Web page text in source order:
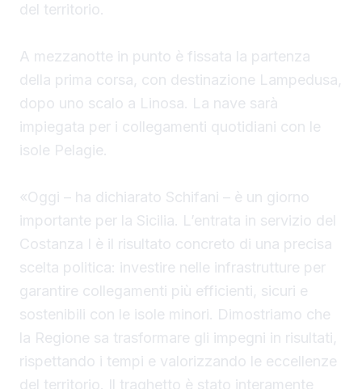
del territorio.
A mezzanotte in punto è fissata la partenza
della prima corsa, con destinazione Lampedusa,
dopo uno scalo a Linosa. La nave sarà
impiegata per i collegamenti quotidiani con le
isole Pelagie.
«Oggi – ha dichiarato Schifani – è un giorno
importante per la Sicilia. L’entrata in servizio del
Costanza I è il risultato concreto di una precisa
scelta politica: investire nelle infrastrutture per
garantire collegamenti più efficienti, sicuri e
sostenibili con le isole minori. Dimostriamo che
la Regione sa trasformare gli impegni in risultati,
rispettando i tempi e valorizzando le eccellenze
del territorio. Il traghetto è stato interamente